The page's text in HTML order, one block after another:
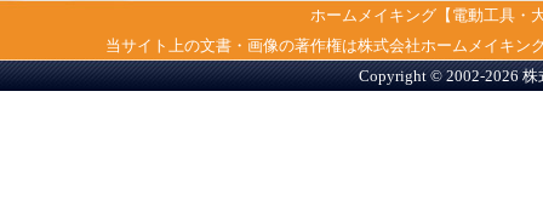
ホームメイキング【電動工具・
当サイト上の文書・画像の著作権は株式会社ホームメイキ
Copyright © 2002-2026